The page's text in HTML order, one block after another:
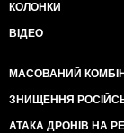
КОЛОНКИ
ВІДЕО
МАСОВАНИЙ
ЗНИЩЕННЯ
АТАКА ДРОНІВ НА